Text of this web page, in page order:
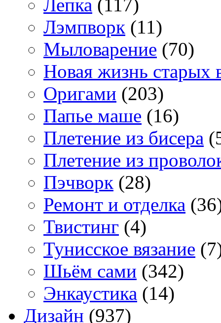
Лепка (117)
Лэмпворк (11)
Мыловарение (70)
Новая жизнь старых
Оригами (203)
Папье маше (16)
Плетение из бисера
Плетение из
Пэчворк (28)
Ремонт и отделка
Твистинг (4)
Тунисское вязание
Шьём сами (342)
Энкаустика (14)
Дизайн (937)